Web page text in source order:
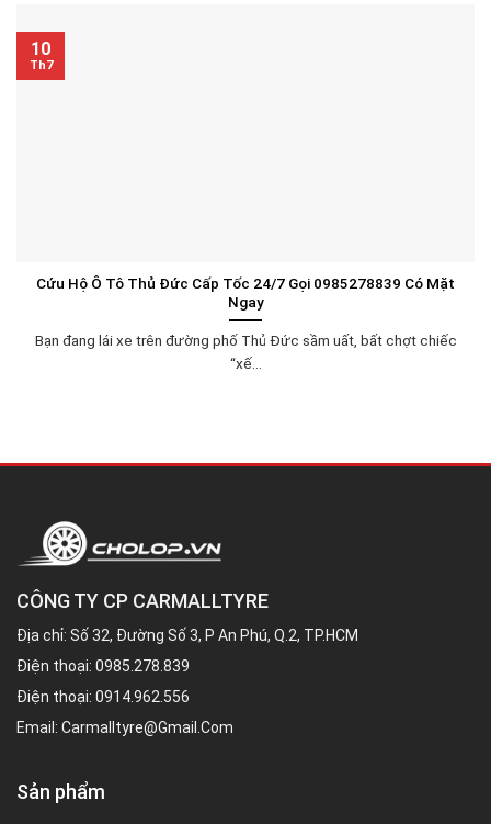
Cứu Hộ Ô Tô Thủ Đức Cấp Tốc 24/7 Gọi 0985278839 Có Mặt
Ngay
Bạn đang lái xe trên đường phố Thủ Đức sầm uất, bất chợt chiếc
“xế...
10
Th7
CÔNG TY CP CARMALLTYRE
Địa chỉ: Số 32, Đường Số 3, P An Phú, Q.2, TP.HCM
Điện thoại: 0985.278.839
Điện thoại: 0914.962.556
Email: Carmalltyre@gmail.com
Sản phẩm